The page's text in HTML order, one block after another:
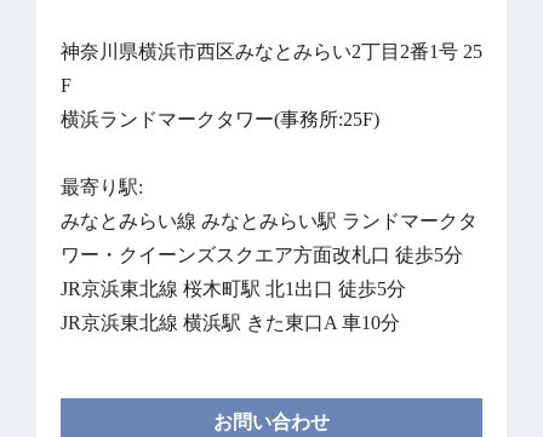
神奈川県横浜市西区みなとみらい2丁目2番1号 25
F
横浜ランドマークタワー(事務所:25F)
最寄り駅:
みなとみらい線 みなとみらい駅 ランドマークタ
ワー・クイーンズスクエア方面改札口 徒歩5分
JR京浜東北線 桜木町駅 北1出口 徒歩5分
JR京浜東北線 横浜駅 きた東口A 車10分
お問い合わせ